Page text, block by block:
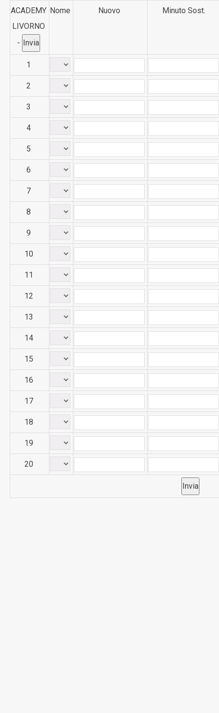
ACADEMY
LIVORNO
-
Nome Nuovo Minuto Sost.
1
2
3
4
5
6
7
8
9
10
11
12
13
14
15
16
17
18
19
20